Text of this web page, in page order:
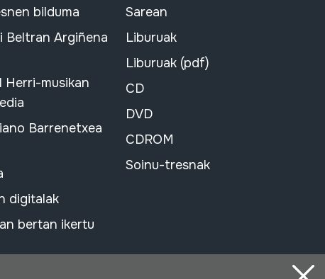
bilduma
Beltran Argiñena
Herri-musikan
Barrenetxea
digitalak
bertan ikertu
Sarean
Liburuak
Liburuak (pdf)
CD
DVD
CDROM
Soinu-tresnak